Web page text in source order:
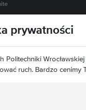
5
dostępności »
prywatności
Politechniki
ruch. Bardzo cenimy